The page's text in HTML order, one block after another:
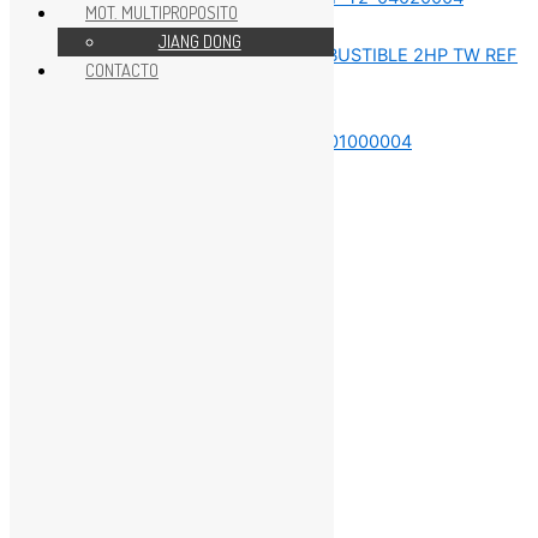
REPUESTOS MOTOR 2 HP
MOT. MULTIPROPOSITO
JIANG DONG
CONTACTO